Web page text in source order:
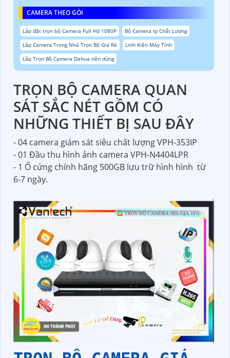
CAMERA THEO GÓI
Lắp đặt trọn bộ Camera Full Hd 1080P
Bộ Camera Ip Chất Lượng
Lắp Camera Trong Nhà Trọn Bộ Giá Rẻ
Linh Kiện Máy Tính
Lắp Trọn Bộ Camera Dahua nên dùng
TRỌN BỘ CAMERA QUAN
SÁT SẮC NÉT GỒM CÓ
NHỮNG THIẾT BỊ SAU ĐÂY
- 04 camera giám sát siêu chất lượng VPH-353IP
- 01 Đầu thu hình ảnh camera VPH-N4404LPR
- 1 Ổ cứng chính hãng 500GB lưu trữ hình hình từ
6-7 ngày.